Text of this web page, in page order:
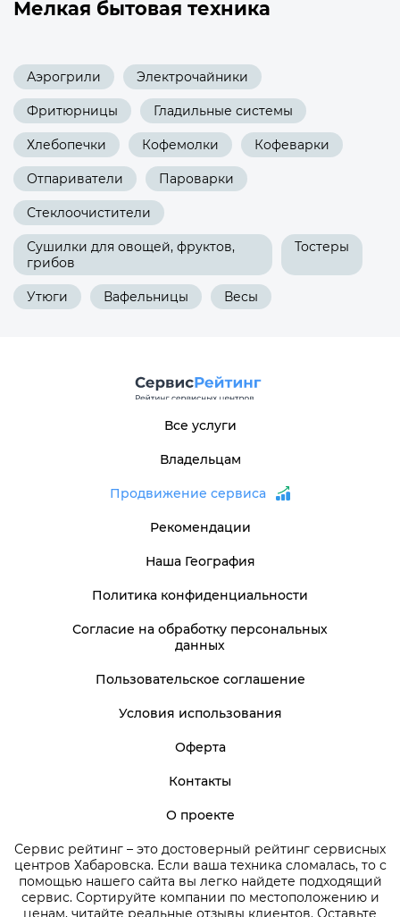
Мелкая бытовая техника
Аэрогрили Электрочайники
Фритюрницы Гладильные системы
Хлебопечки Кофемолки Кофеварки
Отпариватели Пароварки
Стеклоочистители
Сушилки для овощей, фруктов,
грибов
Тостеры
Утюги Вафельницы Весы
Сервис рейтинг – это достоверный рейтинг сервисных
центров Хабаровска. Если ваша техника сломалась, то с
помощью нашего сайта вы легко найдете подходящий
сервис. Сортируйте компании по местоположению и
ценам, читайте реальные отзывы клиентов. Оставьте
Все услуги
Владельцам
Продвижение сервиса
Рекомендации
Наша География
Политика конфиденциальности
Согласие на обработку персональных
данных
Пользовательское соглашение
Условия использования
Оферта
Контакты
О проекте